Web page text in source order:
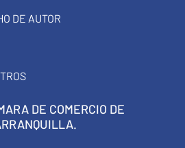
DE AUTOR
DE COMERCIO DE